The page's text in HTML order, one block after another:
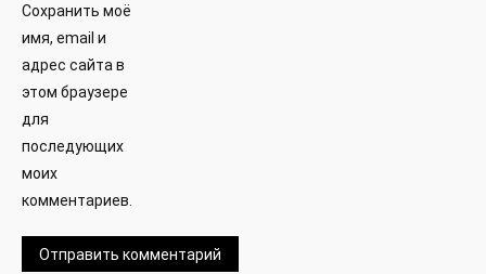
Сохранить моё
имя, email и
адрес сайта в
этом браузере
для
последующих
моих
комментариев.